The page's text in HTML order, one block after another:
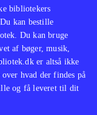
bibliotekers
kan bestille
Du kan bruge
af bøger, musik,
er altså ikke
hvad der findes på
og få leveret til dit